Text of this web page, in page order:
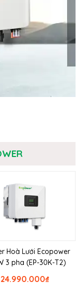
Hoà Lưới Ecopower
3 pha (EP-30K-T2)
₫
24.990.000